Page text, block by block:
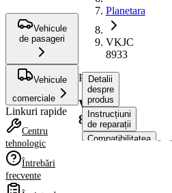
Vehicule
de pasageri
Vehicule
comerciale
Linkuri rapide
Centru
tehnologic
Întrebări
frecvente
Planetara
VKJC
8933
Planetara
VKJC
8933
Detalii
despre
produs
Instrucțiuni
de reparații
Compatibilitatea